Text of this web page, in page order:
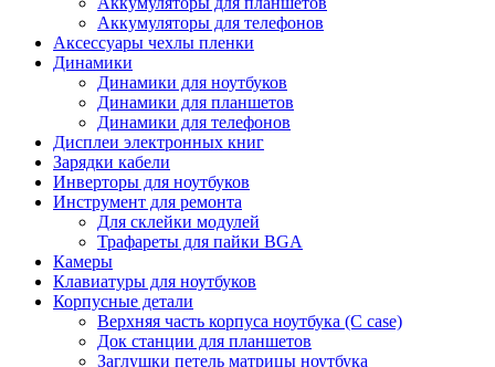
Аккумуляторы для телефонов
Аксессуары чехлы пленки
Динамики
Динамики для ноутбуков
Динамики для планшетов
Динамики для телефонов
Дисплеи электронных книг
Зарядки кабели
Инверторы для ноутбуков
Инструмент для ремонта
Для склейки модулей
Трафареты для пайки BGA
Камеры
Клавиатуры для ноутбуков
Корпусные детали
Верхняя часть корпуса ноутбука (С case)
Док станции для планшетов
Заглушки петель матрицы ноутбука